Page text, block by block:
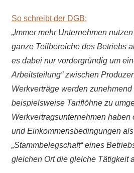
So schreibt der DGB:
„Immer mehr Unternehmen
ganze Teilbereiche des Betriebs
es dabei nur vordergründig um
Arbeitsteilung“ zwischen
Werkverträge werden zunehmend
beispielsweise Tariflöhne zu
Werkvertragsunternehmen haben
und Einkommensbedingungen
„Stammbelegschaft“ eines
gleichen Ort die gleiche Tätigkeit